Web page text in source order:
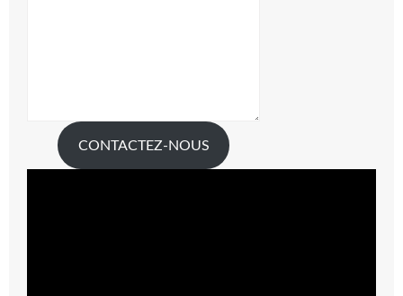
CONTACTEZ-NOUS